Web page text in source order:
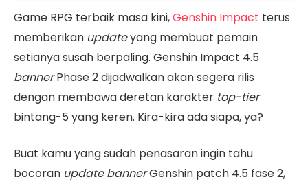
Game RPG terbaik masa kini,Genshin Impact terus
memberikan updateyang membuat pemain
setianya susah berpaling. Genshin Impact 4.5
bannerPhase 2 dijadwalkan akan segera rilis
dengan membawa deretan karakter top-tier
bintang-5 yang keren. Kira-kira ada siapa, ya?
Buat kamu yang sudah penasaran ingin tahu
bocoran update bannerGenshin patch 4.5 fase 2,